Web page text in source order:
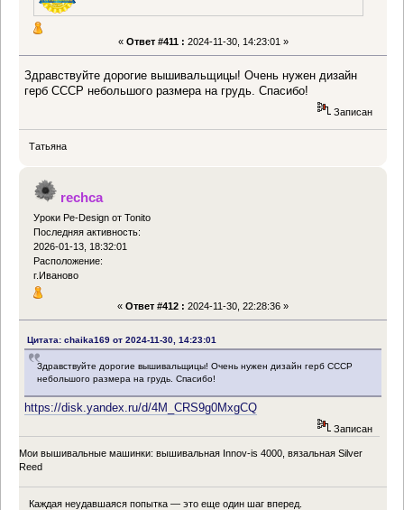
« Ответ #411 : 2024-11-30, 14:23:01 »
Здравствуйте дорогие вышивальщицы! Очень нужен дизайн
герб СССР небольшого размера на грудь. Спасибо!
Записан
Татьяна
rechca
Уроки Pe-Design от Tonito
Последняя активность:
2026-01-13, 18:32:01
Расположение:
г.Иваново
« Ответ #412 : 2024-11-30, 22:28:36 »
Цитата: chaika169 от 2024-11-30, 14:23:01
Здравствуйте дорогие вышивальщицы! Очень нужен дизайн герб СССР
небольшого размера на грудь. Спасибо!
https://disk.yandex.ru/d/4M_CRS9g0MxgCQ
Записан
Мои вышивальные машинки: вышивальная Innov-is 4000, вязальная Silver
Reed
Каждая неудавшаяся попытка — это еще один шаг вперед.